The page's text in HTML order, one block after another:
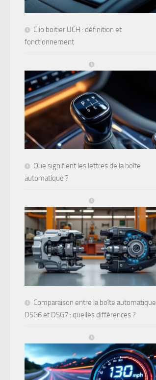
Clio boitier UCH : définition et
fonctionnement
Que signifient les lettres de la boîte
automatique ?
Comparaison entre la boîte automatique
DSG6 et DSG7 : quelles différences ?